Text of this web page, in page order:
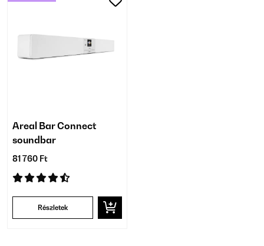
Areal Bar Connect
soundbar
81 760 Ft
Részletek